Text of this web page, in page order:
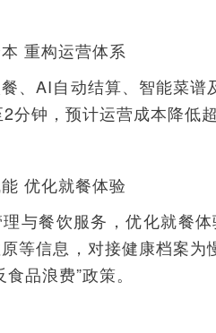
重构运营体系
、AI自动结算、智能菜
分钟，预计运营成本降低
优化就餐体验
与餐饮服务，优化就餐
等信息，对接健康档案
品浪费”政策。